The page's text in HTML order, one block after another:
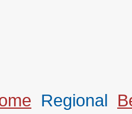
Regional